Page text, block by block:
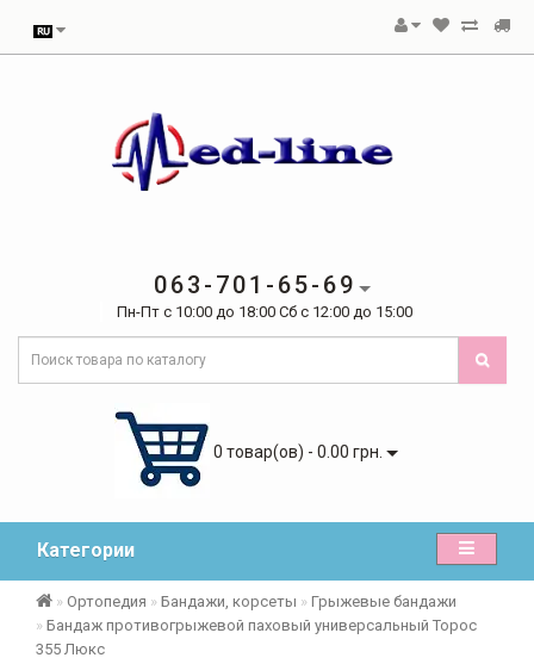
063-701-65-69
Пн-Пт с 10:00 до 18:00 Сб с 12:00 до 15:00
0 товар(ов) - 0.00 грн.
Категории
Ортопедия Бандажи, корсеты
Грыжевые бандажи
Бандаж противогрыжевой паховый универсальный Торос
355 Люкс